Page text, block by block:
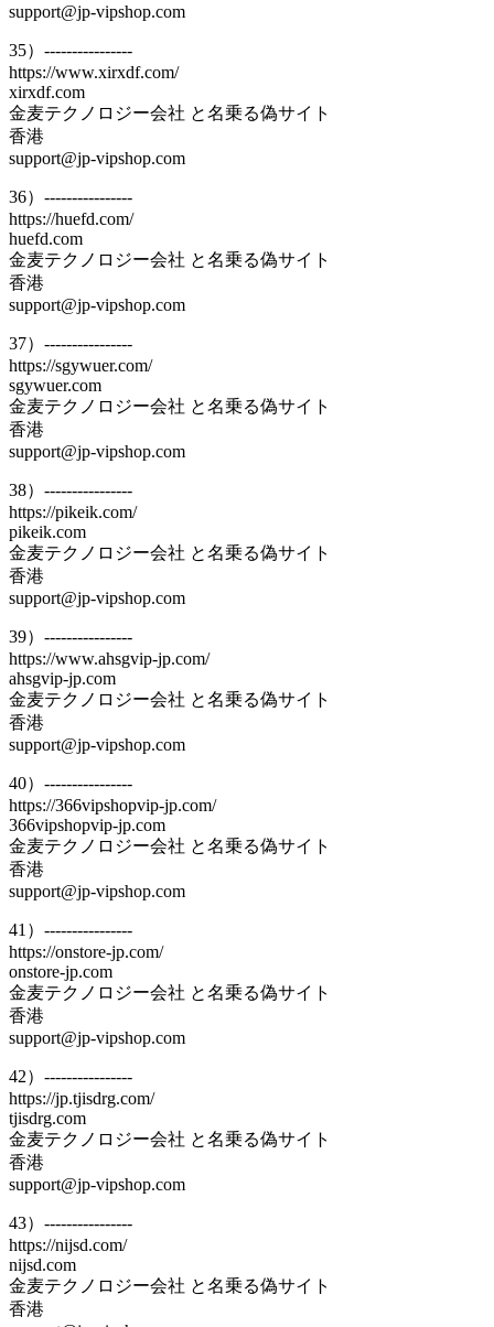
support@jp-vipshop.com
35）----------------
https://www.xirxdf.com/
xirxdf.com
金麦テクノロジー会社 と名乗る偽サイト
香港
support@jp-vipshop.com
36）----------------
https://huefd.com/
huefd.com
金麦テクノロジー会社 と名乗る偽サイト
香港
support@jp-vipshop.com
37）----------------
https://sgywuer.com/
sgywuer.com
金麦テクノロジー会社 と名乗る偽サイト
香港
support@jp-vipshop.com
38）----------------
https://pikeik.com/
pikeik.com
金麦テクノロジー会社 と名乗る偽サイト
香港
support@jp-vipshop.com
39）----------------
https://www.ahsgvip-jp.com/
ahsgvip-jp.com
金麦テクノロジー会社 と名乗る偽サイト
香港
support@jp-vipshop.com
40）----------------
https://366vipshopvip-jp.com/
366vipshopvip-jp.com
金麦テクノロジー会社 と名乗る偽サイト
香港
support@jp-vipshop.com
41）----------------
https://onstore-jp.com/
onstore-jp.com
金麦テクノロジー会社 と名乗る偽サイト
香港
support@jp-vipshop.com
42）----------------
https://jp.tjisdrg.com/
tjisdrg.com
金麦テクノロジー会社 と名乗る偽サイト
香港
support@jp-vipshop.com
43）----------------
https://nijsd.com/
nijsd.com
金麦テクノロジー会社 と名乗る偽サイト
香港